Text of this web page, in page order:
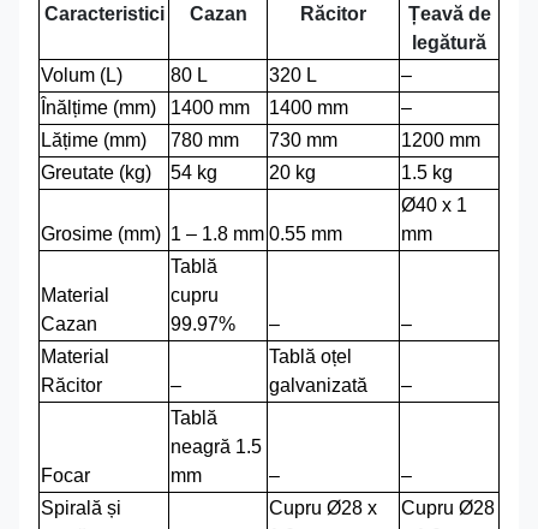
Caracteristici Cazan Răcitor
Țeavă de
legătură
Volum (L)
80 L 320 L
–
Înălțime (mm)
1400 mm 1400 mm
–
Lățime (mm)
780 mm 730 mm
1200 mm
Greutate (kg)
54 kg 20 kg 1.5 kg
Grosime (mm) 1 – 1.8 mm 0.55 mm
Ø40 x 1
mm
Material
Cazan
Tablă
cupru
99.97%
–
–
Material
Răcitor
–
Tablă oțel
galvanizată
–
Focar
Tablă
neagră 1.5
mm
–
–
Spirală și
Cupru Ø28 x
Cupru Ø28